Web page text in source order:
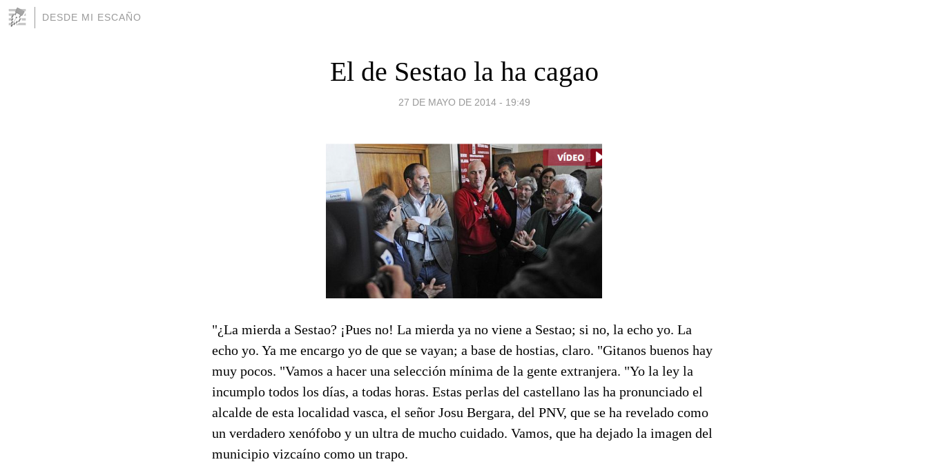
DESDE MI ESCAÑO
El de Sestao la ha cagao
27 DE MAYO DE 2014 - 19:49
"¿La mierda a Sestao? ¡Pues no! La mierda ya no viene a Sestao; si no, la echo yo. La
echo yo. Ya me encargo yo de que se vayan; a base de hostias, claro. "Gitanos buenos hay
muy pocos. "Vamos a hacer una selección mínima de la gente extranjera. "Yo la ley la
incumplo todos los días, a todas horas. Estas perlas del castellano las ha pronunciado el
alcalde de esta localidad vasca, el señor Josu Bergara, del PNV, que se ha revelado como
un verdadero xenófobo y un ultra de mucho cuidado. Vamos, que ha dejado la imagen del
municipio vizcaíno como un trapo.